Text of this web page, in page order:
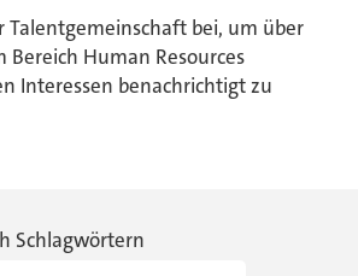
Talentgemeinschaft bei, um über
Human Resources
Interessen benachrichtigt zu
Schlagwörtern